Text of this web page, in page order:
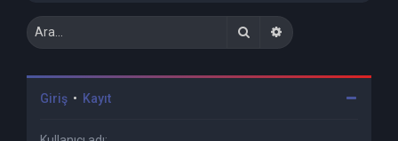
Gelişmiş arama
Giriş • Kayıt